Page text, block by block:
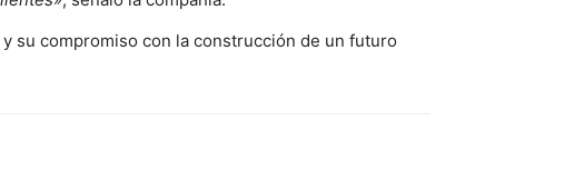
su compromiso con la construcción de un futuro